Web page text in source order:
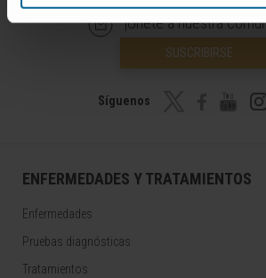
¡Únete a nuestra
SUSCRIBIRSE
Síguenos
ENFERMEDADES Y TRATAMIENTOS
Enfermedades
Pruebas diagnósticas
Tratamientos